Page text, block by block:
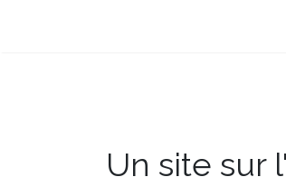
Un site sur